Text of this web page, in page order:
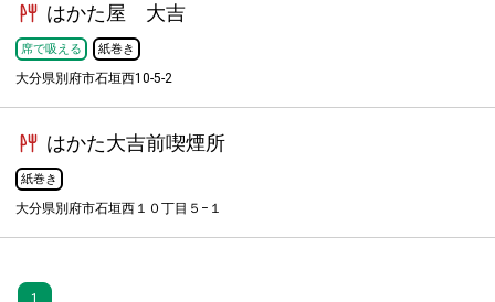
はかた屋 大吉
席で吸える 紙巻き
大分県別府市石垣西10-5-2
はかた大吉前喫煙所
紙巻き
大分県別府市石垣西１０丁目５−１
1